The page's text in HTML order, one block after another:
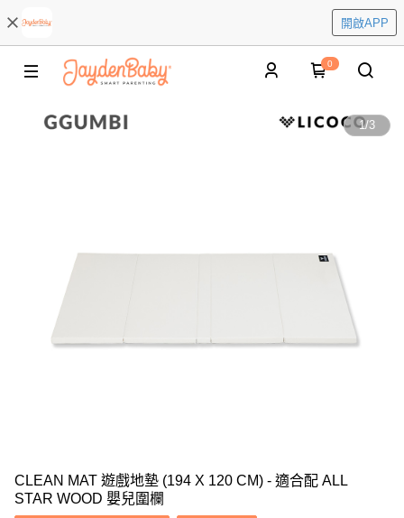
開啟APP
0
1/3
CLEAN MAT 遊戲地墊 (194 X 120 CM) - 適合配 ALL
STAR WOOD 嬰兒圍欄